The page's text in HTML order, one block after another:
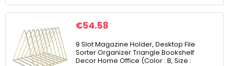
€54.58
9 Slot Magazine Holder, Desktop File
Sorter Organizer Triangle Bookshelf
Decor Home Office (Color : B, Size :